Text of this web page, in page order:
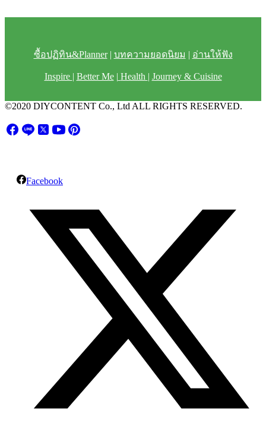
ซื้อปฏิทิน&Planner| บทความยอดนิยม | อ่านให้ฟัง
Inspire | Better Me| Health | Journey & Cuisine
©2020 DIYCONTENT Co., Ltd ALL RIGHTS RESERVED.
Facebook